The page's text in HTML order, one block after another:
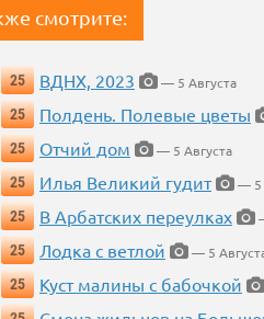
смотрите:
25 ВДНХ, 2023
— 5 Августа
25
Полдень. Полевые цветы
25
Отчий дом
— 5 Августа
25
Илья Великий гудит
— 5
25
В Арбатских переулках
25
Лодка с ветлой
— 5
25
Куст малины с бабочкой